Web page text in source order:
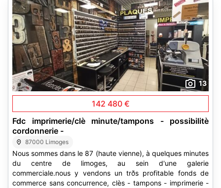
13
142 480 €
Fdc imprimerie/clè minute/tampons - possibilitè
cordonnerie -
87000 Limoges
Nous sommes dans le 87 (haute vienne), à quelques minutes
du centre de limoges, au sein d'une galerie
commerciale.nous y vendons un trðs profitable fonds de
commerce sans concurrence, clès - tampons - imprimerie -